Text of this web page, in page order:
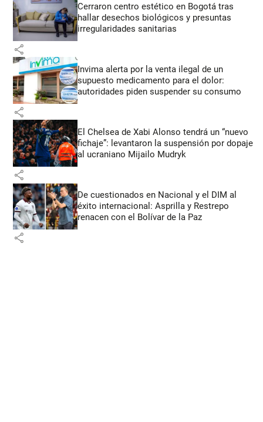
Cerraron centro estético en Bogotá tras
hallar desechos biológicos y presuntas
irregularidades sanitarias
share
Invima alerta por la venta ilegal de un
supuesto medicamento para el dolor:
autoridades piden suspender su consumo
share
El Chelsea de Xabi Alonso tendrá un “nuevo
fichaje”: levantaron la suspensión por dopaje
al ucraniano Mijailo Mudryk
share
De cuestionados en Nacional y el DIM al
éxito internacional: Asprilla y Restrepo
renacen con el Bolívar de la Paz
share